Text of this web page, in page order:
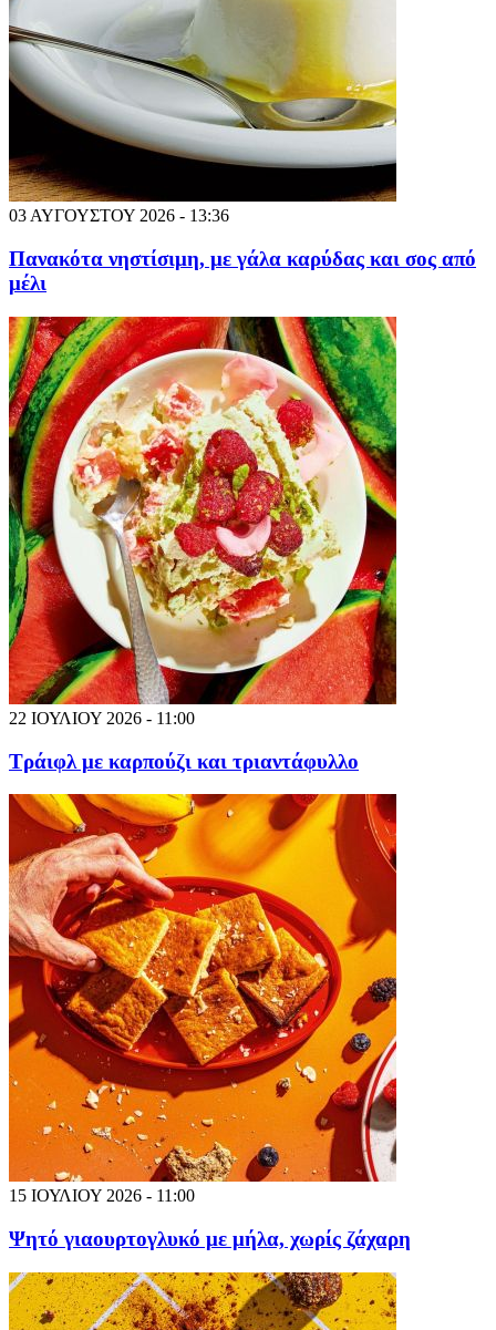
03 ΑΥΓΟΥΣΤΟΥ 2026 - 13:36
Πανακότα νηστίσιμη, με γάλα καρύδας και σος από
μέλι
22 ΙΟΥΛΙΟΥ 2026 - 11:00
Τράιφλ με καρπούζι και τριαντάφυλλο
15 ΙΟΥΛΙΟΥ 2026 - 11:00
Ψητό γιαουρτογλυκό με μήλα, χωρίς ζάχαρη